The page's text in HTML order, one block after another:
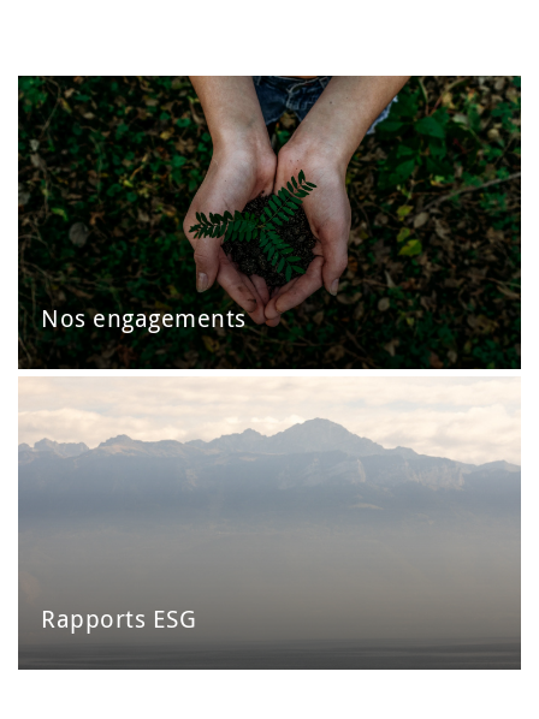
Nos engagements
Rapports ESG